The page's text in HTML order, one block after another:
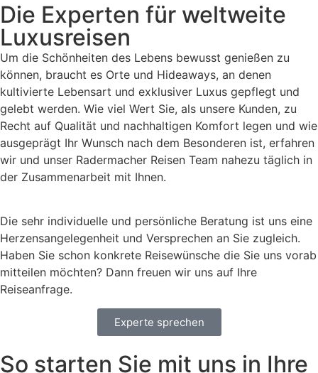
Die Experten für weltweite
Luxusreisen
Um die Schönheiten des Lebens bewusst genießen zu
können, braucht es Orte und Hideaways, an denen
kultivierte Lebensart und exklusiver Luxus gepflegt und
gelebt werden. Wie viel Wert Sie, als unsere Kunden, zu
Recht auf Qualität und nachhaltigen Komfort legen und wie
ausgeprägt Ihr Wunsch nach dem Besonderen ist, erfahren
wir und unser Radermacher Reisen Team nahezu täglich in
der Zusammenarbeit mit Ihnen.
Die sehr individuelle und persönliche Beratung ist uns eine
Herzensangelegenheit und Versprechen an Sie zugleich.
Haben Sie schon konkrete Reisewünsche die Sie uns vorab
mitteilen möchten? Dann freuen wir uns auf Ihre
Reiseanfrage.
Experte sprechen
So starten Sie mit uns in Ihre